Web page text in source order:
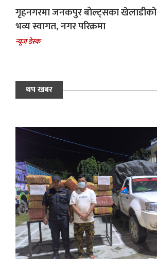
गृहनगरमा जनकपुर बोल्ट्सका खेलाडीको
भव्य स्वागत, नगर परिक्रमा
न्यूज डेस्क
थप खबर